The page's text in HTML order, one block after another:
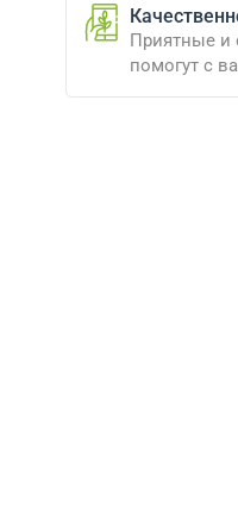
Приятные и
помогут с